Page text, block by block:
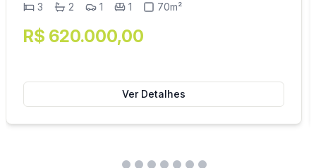
3
2 1 1 70m²
R$ 620.000,00
Ver Detalhes